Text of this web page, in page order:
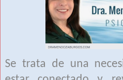
Se trata de una